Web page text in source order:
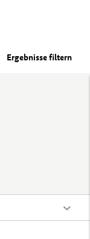
Ergebnisse filtern